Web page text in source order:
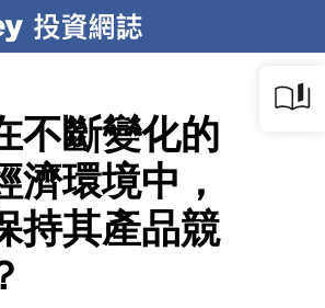
不斷變化的
濟環境中，
持其產品競